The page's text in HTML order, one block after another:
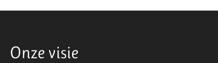
Onze visie